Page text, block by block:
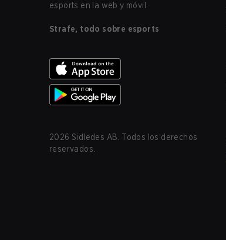
esports en la web y móvil.
Strafe, todo sobre esports
2026 Sidledes AB. Todos los derechos
reservados.